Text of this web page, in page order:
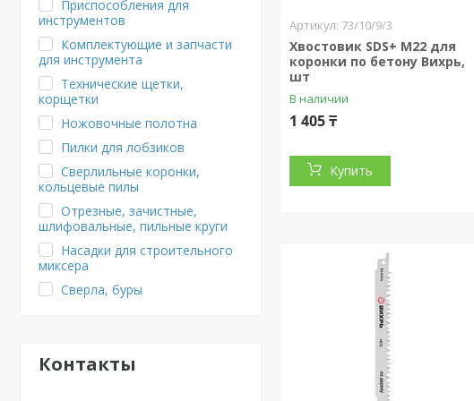
Приспособления для
инструментов
Комплектующие и запчасти
для инструмента
Технические щетки,
корщетки
Ножовочные полотна
Пилки для лобзиков
Сверлильные коронки,
кольцевые пилы
Отрезные, зачистные,
шлифовальные, пильные круги
Насадки для строительного
миксера
Сверла, буры
Контакты
73/10/9/3
Хвостовик SDS+ М22 для
коронки по бетону Вихрь,
шт
В наличии
1 405 ₸
Купить